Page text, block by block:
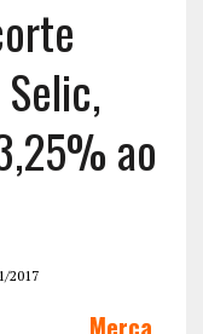
ao
2017
Merca